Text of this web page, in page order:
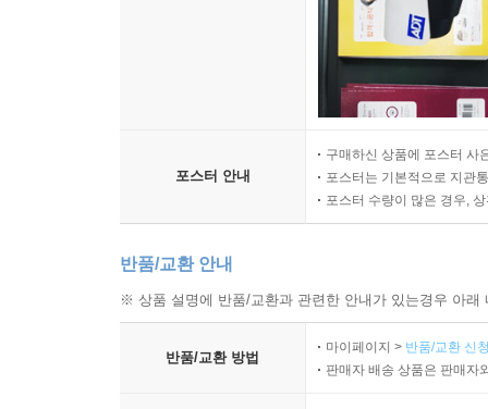
포스터 안내
구매하신 상품에 포스터 사
포스터는 기본적으로 지관
포스터 수량이 많은 경우,
반품/교환 안내
※ 상품 설명에 반품/교환과 관련한 안내가 있는경우 아
반품/교환 방법
마이페이지 > 반품/교환 신
판매자 배송 상품은 판매자